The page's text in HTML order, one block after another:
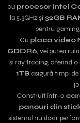
cu procesor Intel
la 5.3GHz și 32GB
pentru
Cu placa video
GDDR6, vei putea
și ray tracing, oferind
1TB asigură timpi
Construit într-o
panouri din
sistemul nu doar